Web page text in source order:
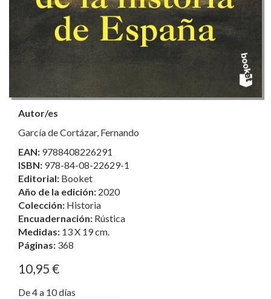
Autor/es
García de Cortázar, Fernando
EAN: 9788408226291
ISBN: 978-84-08-22629-1
Editorial: Booket
Año de la edición: 2020
Colección: Historia
Encuadernación: Rústica
Medidas: 13 X 19 cm.
Páginas: 368
10,95 €
De 4 a 10 días